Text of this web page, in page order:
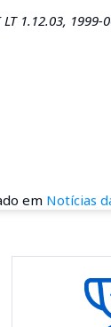
1.12.03, 1999-
em Notícias